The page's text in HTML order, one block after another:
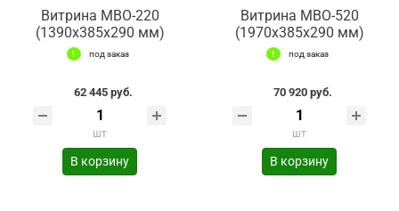
Витрина МВО-220
(1390x385x290 мм)
под заказ
62 445 руб.
шт
В корзину
Витрина МВО-520
(1970x385x290 мм)
под заказ
70 920 руб.
шт
В корзину